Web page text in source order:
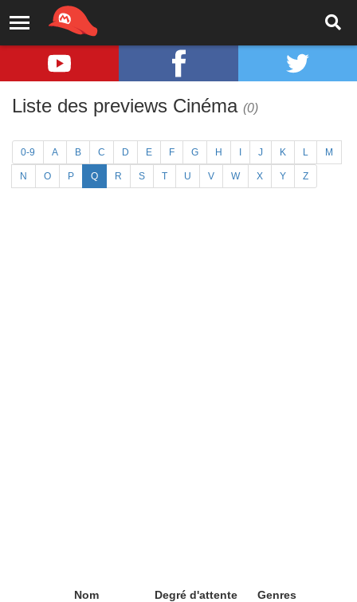
Liste des previews Cinéma (0)
0-9 A B C D E F G H J K L M
N O P Q R S T U V W X Y Z
Nom Degré d'attente Genres